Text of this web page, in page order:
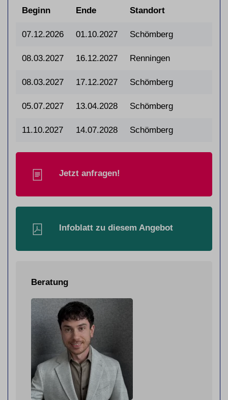
Beginn Ende Standort
07.12.2026 01.10.2027 Schömberg
08.03.2027 16.12.2027 Renningen
08.03.2027 17.12.2027 Schömberg
05.07.2027 13.04.2028 Schömberg
11.10.2027 14.07.2028 Schömberg
Jetzt anfragen!
Infoblatt zu diesem Angebot
Beratung